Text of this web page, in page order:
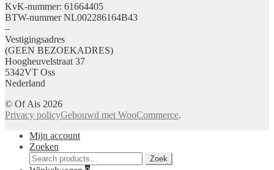
KvK-nummer: 61664405
BTW-nummer NL002286164B43
–
Vestigingsadres
(GEEN BEZOEKADRES)
Hoogheuvelstraat 37
5342VT Oss
Nederland
© Of Ais 2026
Privacy policyGebouwd met WooCommerce.
Mijn account
Zoeken
Zoeken
voor:
Zoek